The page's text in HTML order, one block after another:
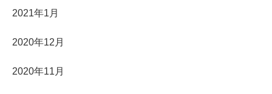
2021年1月
2020年12月
2020年11月